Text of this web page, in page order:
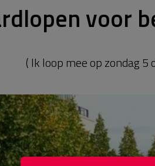
voor
( Ik loop mee op zondag